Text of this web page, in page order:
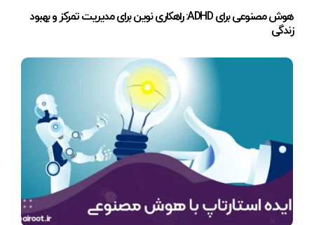
هوش مصنوعی برای ADHD: راهکاری نوین برای مدیریت تمرکز و بهبود
زندگی